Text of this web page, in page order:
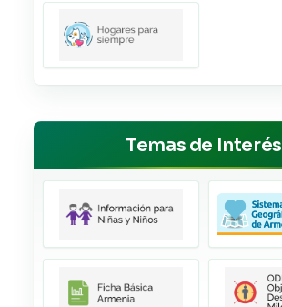
Temas de Interés